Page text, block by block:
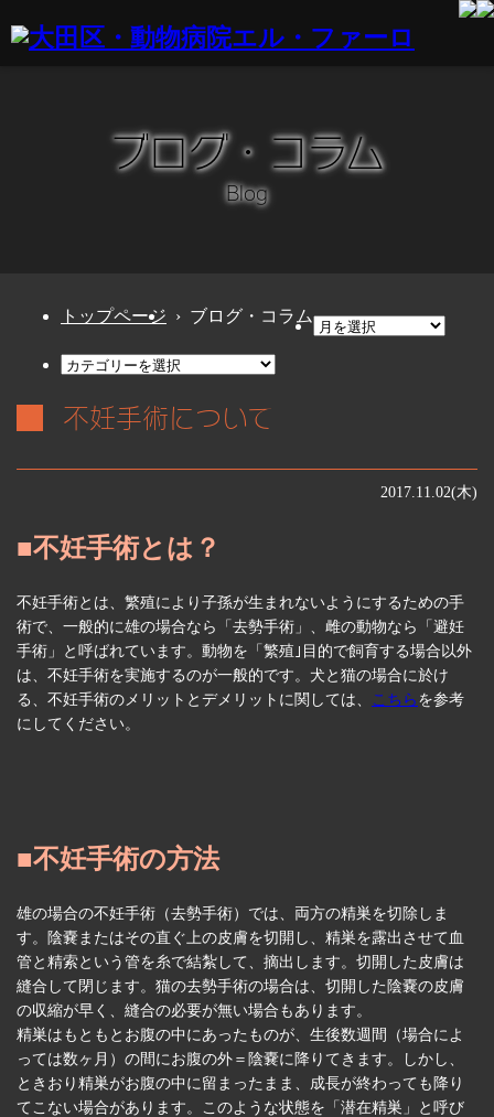
ブログ・コラム
Blog
トップページ › ブログ・コラム
不妊手術について
2017.11.02(木)
■不妊手術とは？
不妊手術とは、繁殖により子孫が生まれないようにするための手
術で、一般的に雄の場合なら「去勢手術」、雌の動物なら「避妊
手術」と呼ばれています。動物を「繁殖｣目的で飼育する場合以外
は、不妊手術を実施するのが一般的です。犬と猫の場合に於け
る、不妊手術のメリットとデメリットに関しては、
こちら を参考
にしてください。
■不妊手術の方法
雄の場合の不妊手術（去勢手術）では、両方の精巣を切除しま
す。陰嚢またはその直ぐ上の皮膚を切開し、精巣を露出させて血
管と精索という管を糸で結紮して、摘出します。切開した皮膚は
縫合して閉じます。猫の去勢手術の場合は、切開した陰嚢の皮膚
の収縮が早く、縫合の必要が無い場合もあります。
精巣はもともとお腹の中にあったものが、生後数週間（場合によ
っては数ヶ月）の間にお腹の外＝陰嚢に降りてきます。しかし、
ときおり精巣がお腹の中に留まったまま、成長が終わっても降り
てこない場合があります。このような状態を「潜在精巣」と呼び